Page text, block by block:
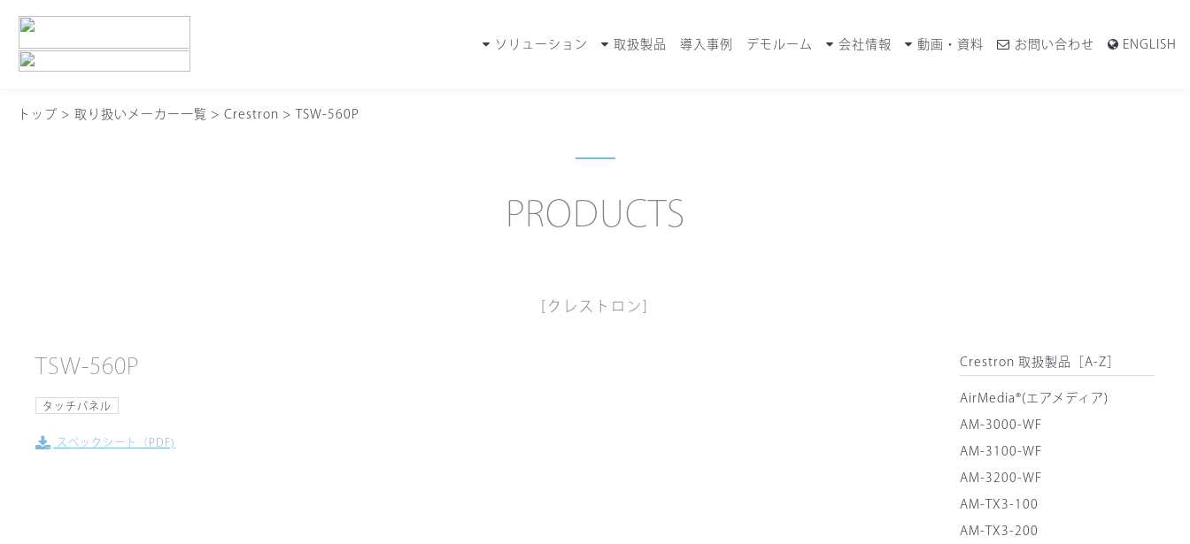
ソリューション 取扱製品 導入事例 デモルーム 会社情報 動画・資料 お問い合わせ ENGLISH
トップ > 取り扱いメーカー一覧 > Crestron > TSW-560P
PRODUCTS
[クレストロン]
TSW-560P
タッチパネル
スペックシート（PDF)
Crestron 取扱製品［A-Z］
AirMedia®(エアメディア)
AM-3000-WF
AM-3100-WF
AM-3200-WF
AM-TX3-100
AM-TX3-200